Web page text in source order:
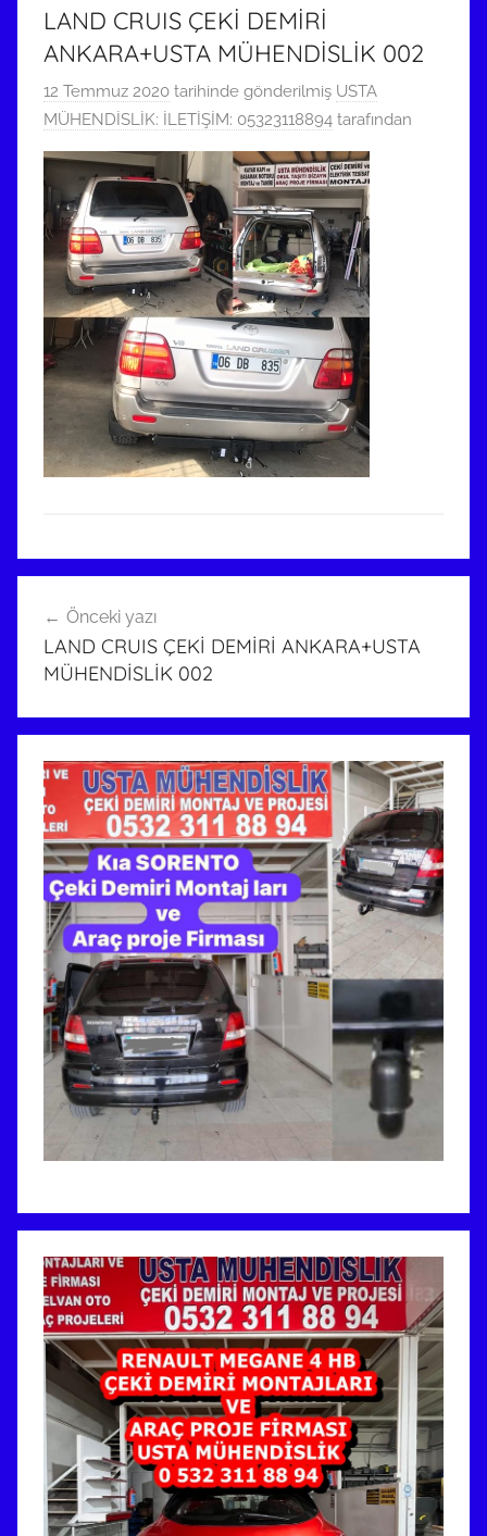
LAND CRUIS ÇEKİ DEMİRİ
ANKARA+USTA MÜHENDİSLİK 002
12 Temmuz 2020 tarihinde gönderilmiş USTA
MÜHENDİSLİK: İLETİŞİM: 05323118894 tarafından
gezinmesi
Önceki yazı
LAND CRUIS ÇEKİ DEMİRİ ANKARA+USTA
MÜHENDİSLİK 002